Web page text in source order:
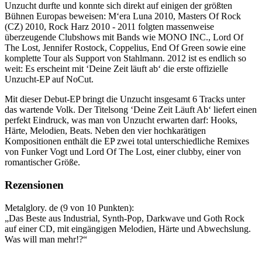
Unzucht durfte und konnte sich direkt auf einigen der größten
Bühnen Europas beweisen: M‘era Luna 2010, Masters Of Rock
(CZ) 2010, Rock Harz 2010 - 2011 folgten massenweise
überzeugende Clubshows mit Bands wie MONO INC., Lord Of
The Lost, Jennifer Rostock, Coppelius, End Of Green sowie eine
komplette Tour als Support von Stahlmann. 2012 ist es endlich so
weit: Es erscheint mit ‘Deine Zeit läuft ab‘ die erste offizielle
Unzucht-EP auf NoCut.
Mit dieser Debut-EP bringt die Unzucht insgesamt 6 Tracks unter
das wartende Volk. Der Titelsong ‘Deine Zeit Läuft Ab‘ liefert einen
perfekt Eindruck, was man von Unzucht erwarten darf: Hooks,
Härte, Melodien, Beats. Neben den vier hochkarätigen
Kompositionen enthält die EP zwei total unterschiedliche Remixes
von Funker Vogt und Lord Of The Lost, einer clubby, einer von
romantischer Größe.
Rezensionen
Metalglory. de (9 von 10 Punkten):
„Das Beste aus Industrial, Synth-Pop, Darkwave und Goth Rock
auf einer CD, mit eingängigen Melodien, Härte und Abwechslung.
Was will man mehr!?“